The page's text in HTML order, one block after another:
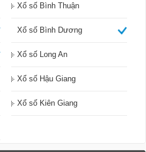
Xổ số Bình Thuận
Xổ số Bình Dương
Xổ số Long An
Xổ số Hậu Giang
Xổ số Kiên Giang